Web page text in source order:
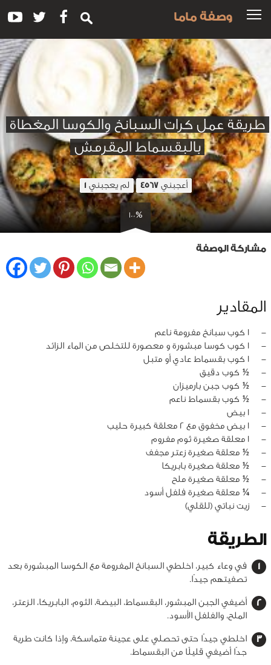
وصفة ماما
طريقة عمل كرات السبانخ والكوسا المغطاة
بالبقسماط المقرمش
أعجبني4567 لم يعجبني 1
100%
مشاركة الوصفة
المقادير
‏-
1 كوب سبانخ مفرومة ناعم
‏-
1 كوب كوسا مبشورة و معصورة للتخلص من الماء الزائد
‏-
1 كوب بقسماط عادي أو متبل
‏-
½ كوب دقيق
‏-
½ كوب جبن بارميزان
‏-
½ كوب بقسماط ناعم
‏-
1 بيض
‏-
1 بيض مخفوق مع 2 معلقة كبيرة حليب
‏-
1 معلقة صغيرة ثوم مفروم
‏-
½ معلقة صغيرة زعتر مجفف
‏-
½ معلقة صغيرة بابريكا
‏-
½ معلقة صغيرة ملح
‏-
¼ معلقة صغيرة فلفل أسود
‏-
زيت نباتي (للقلي)
الطريقة
في وعاء كبير، اخلطي السبانخ المفرومة مع الكوسا المبشورة بعد
تصفيتهم جيدًا.
أضيفي الجبن المبشور، البقسماط، البيضة، الثوم، البابريكا، الزعتر،
الملح، والفلفل الأسود.
اخلطي جيدًا حتى تحصلي على عجينة متماسكة، وإذا كانت طرية
جدًا أضيفي قليلًا من البقسماط.